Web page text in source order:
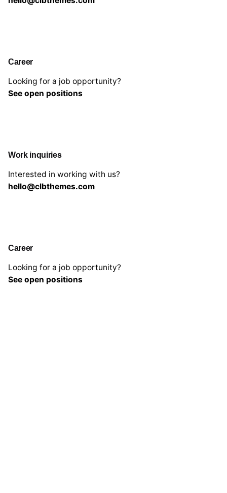
Career
Looking for a job opportunity?
See open positions
Work inquiries
Interested in working with us?
hello@clbthemes.com
Career
Looking for a job opportunity?
See open positions